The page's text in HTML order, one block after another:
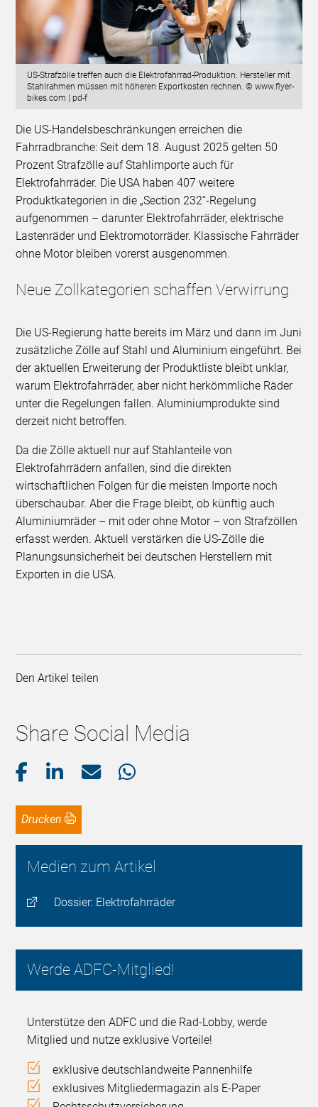
US-Strafzölle treffen auch die Elektrofahrrad-Produktion: Hersteller mit
Stahlrahmen müssen mit höheren Exportkosten rechnen. © www.flyer-
bikes.com | pd-f
Die US-Handelsbeschränkungen erreichen die
Fahrradbranche: Seit dem 18. August 2025 gelten 50
Prozent Strafzölle auf Stahlimporte auch für
Elektrofahrräder. Die USA haben 407 weitere
Produktkategorien in die „Section 232“-Regelung
aufgenommen – darunter Elektrofahrräder, elektrische
Lastenräder und Elektromotorräder. Klassische Fahrräder
ohne Motor bleiben vorerst ausgenommen.
Neue Zollkategorien schaffen Verwirrung
Die US-Regierung hatte bereits im März und dann im Juni
zusätzliche Zölle auf Stahl und Aluminium eingeführt. Bei
der aktuellen Erweiterung der Produktliste bleibt unklar,
warum Elektrofahrräder, aber nicht herkömmliche Räder
unter die Regelungen fallen. Aluminiumprodukte sind
derzeit nicht betroffen.
Da die Zölle aktuell nur auf Stahlanteile von
Elektrofahrrädern anfallen, sind die direkten
wirtschaftlichen Folgen für die meisten Importe noch
überschaubar. Aber die Frage bleibt, ob künftig auch
Aluminiumräder – mit oder ohne Motor – von Strafzöllen
erfasst werden. Aktuell verstärken die US-Zölle die
Planungsunsicherheit bei deutschen Herstellern mit
Exporten in die USA.
Den Artikel teilen
Share Social Media
Drucken
Medien zum Artikel
Dossier: Elektrofahrräder
Werde ADFC-Mitglied!
Unterstütze den ADFC und die Rad-Lobby, werde
Mitglied und nutze exklusive Vorteile!
exklusive deutschlandweite Pannenhilfe
exklusives Mitgliedermagazin als E-Paper